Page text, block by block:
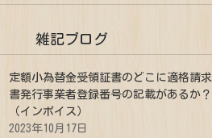
雑記ブログ
定額小為替金受領証書のどこに適格請求
書発行事業者登録番号の記載があるか？
（インボイス）
2023年10月17日